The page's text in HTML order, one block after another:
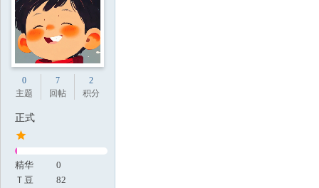
0
主题
7
回帖
2
积分
正式
精华
0
Ｔ豆
82